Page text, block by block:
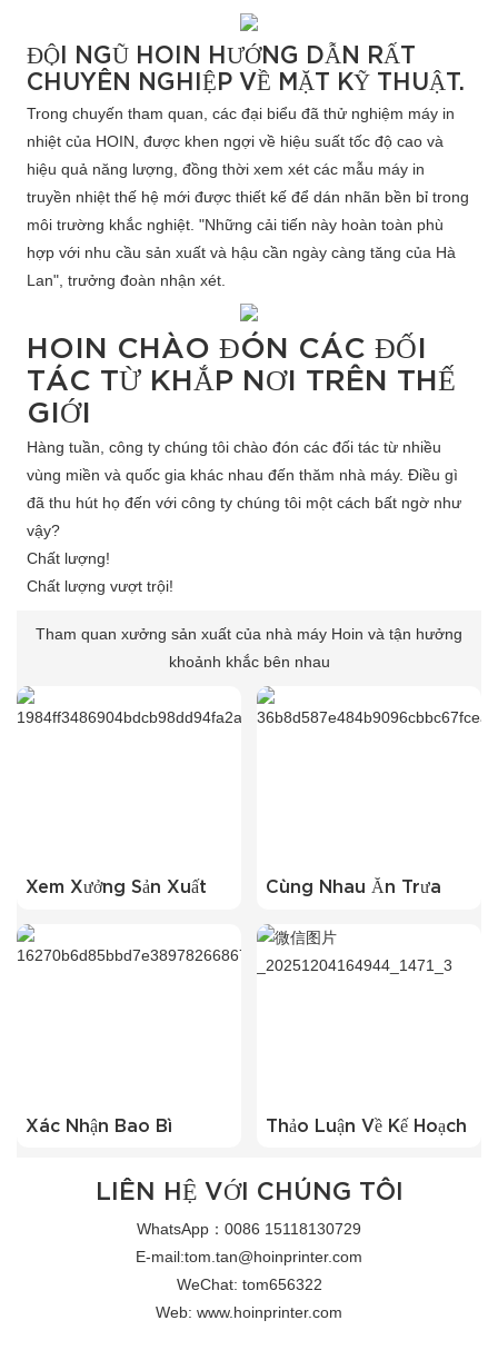
ĐỘI NGŨ HOIN HƯỚNG DẪN RẤT
CHUYÊN NGHIỆP VỀ MẶT KỸ THUẬT.
Trong chuyến tham quan, các đại biểu đã thử nghiệm máy in
nhiệt của HOIN, được khen ngợi về hiệu suất tốc độ cao và
hiệu quả năng lượng, đồng thời xem xét các mẫu máy in
truyền nhiệt thế hệ mới được thiết kế để dán nhãn bền bỉ trong
môi trường khắc nghiệt. "Những cải tiến này hoàn toàn phù
hợp với nhu cầu sản xuất và hậu cần ngày càng tăng của Hà
Lan", trưởng đoàn nhận xét.
HOIN CHÀO ĐÓN CÁC ĐỐI
TÁC TỪ KHẮP NƠI TRÊN THẾ
GIỚI
Hàng tuần, công ty chúng tôi chào đón các đối tác từ nhiều
vùng miền và quốc gia khác nhau đến thăm nhà máy. Điều gì
đã thu hút họ đến với công ty chúng tôi một cách bất ngờ như
vậy?
Chất lượng!
Chất lượng vượt trội!
Tham quan xưởng sản xuất của nhà máy Hoin và tận hưởng
khoảnh khắc bên nhau
Xem Xưởng Sản Xuất Cùng Nhau Ăn Trưa
Xác Nhận Bao Bì Thảo Luận Về Kế Hoạch
LIÊN HỆ VỚI CHÚNG TÔI
WhatsApp：0086 15118130729
E-mail:tom.tan@hoinprinter.com
WeChat: tom656322
Web: www.hoinprinter.com